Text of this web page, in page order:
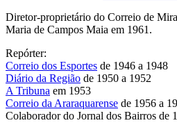
Diretor-proprietário do Correio de
Maria de Campos Maia em 1961.
Repórter:
Correio dos Esportes de 1946 a 1948
Diário da Região de 1950 a 1952
A Tribuna em 1953
Correio da Araraquarense de 1956 a
Colaborador do Jornal dos Bairros de